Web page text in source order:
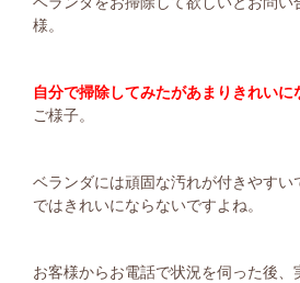
様。
自分で掃除してみたがあまりきれいに
ご様子。
ベランダには頑固な汚れが付きやすい
ではきれいにならないですよね。
お客様からお電話で状況を伺った後、